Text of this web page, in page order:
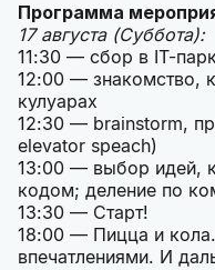
Программа
17 августа (Суббота):
11:30 — сбор в IT-
12:00 — знакомство,
кулуарах
12:30 — brainstorm,
elevator speach)
13:00 — выбор идей,
кодом; деление по
13:30 — Старт!
18:00 — Пицца и
впечатлениями. И